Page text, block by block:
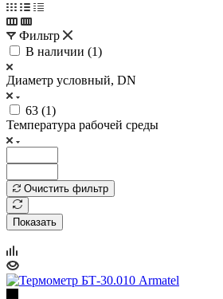
Фильтр
В наличии (1)
Диаметр условный, DN
63 (1)
Температура рабочей среды
Очистить фильтр
Показать